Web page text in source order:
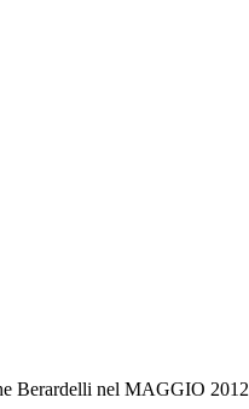
Berardelli nel MAGGIO 2012